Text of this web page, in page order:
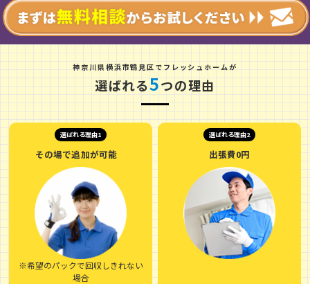
神奈川県横浜市鶴見区 でフレッシュホームが
選ばれる5つの理由
選ばれる理由1
その場で追加が可能
※希望のパックで回収しきれない
場合
選ばれる理由2
出張費0円